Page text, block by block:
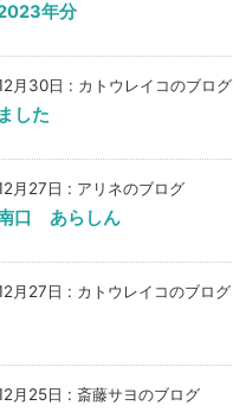
年分
月30日 : カトウレイコのブログ
した
月27日 : アリネのブログ
口 あらしん
月27日 : カトウレイコのブログ
月25日 : 斎藤サヨのブログ